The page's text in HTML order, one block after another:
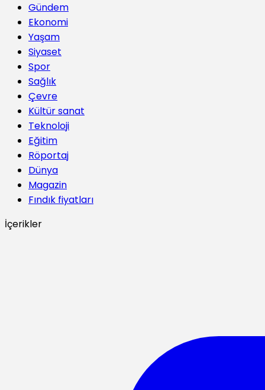
Gündem
Ekonomi
Yaşam
Siyaset
Spor
Sağlık
Çevre
Kültür sanat
Teknoloji
Eğitim
Röportaj
Dünya
Magazin
Fındık fiyatları
İçerikler